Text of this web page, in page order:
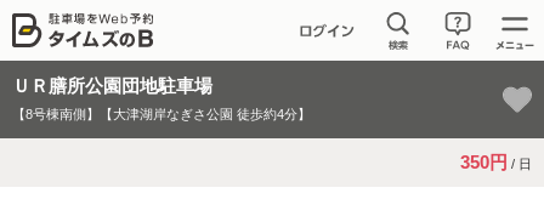
ＵＲ膳所公園団地駐車場
【8号棟南側】【大津湖岸なぎさ公園 徒歩約4分】
350円 / 日